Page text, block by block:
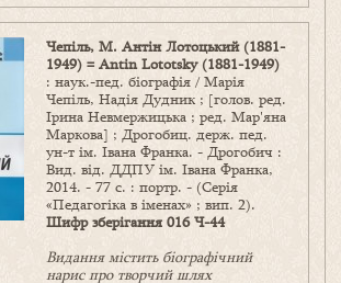
Чепіль, М. Антін Лотоцький (1881-
1949) = Antin Lototsky (1881-1949)
: наук.-пед. біографія / Марія
Чепіль, Надія Дудник ; [голов. ред.
Ірина Невмержицька ; ред. Мар'яна
Маркова] ; Дрогобиц. держ. пед.
ун-т ім. Івана Франка. - Дрогобич :
Вид. від. ДДПУ ім. Івана Франка,
2014. - 77 с. : портр. - (Серія
«Педагогіка в іменах» ; вип. 2).
Шифр зберігання 016 Ч-44
Видання містить біографічний
нарис про творчий шлях